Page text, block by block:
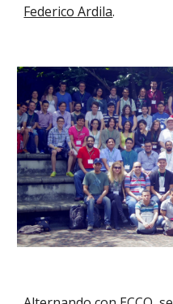
Federico Ardila.